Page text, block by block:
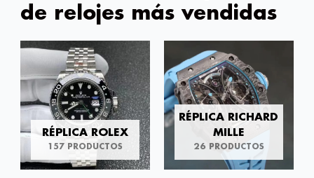
de relojes más vendidas
RÉPLICA ROLEX
157 PRODUCTOS
RÉPLICA RICHARD
MILLE
26 PRODUCTOS